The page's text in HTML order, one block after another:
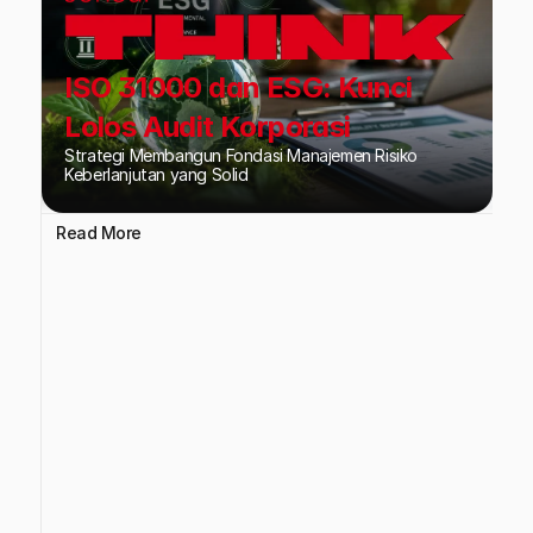
ISO 31000 dan ESG: Kunci
Lolos Audit Korporasi
Strategi Membangun Fondasi Manajemen Risiko
Keberlanjutan yang Solid
Read More